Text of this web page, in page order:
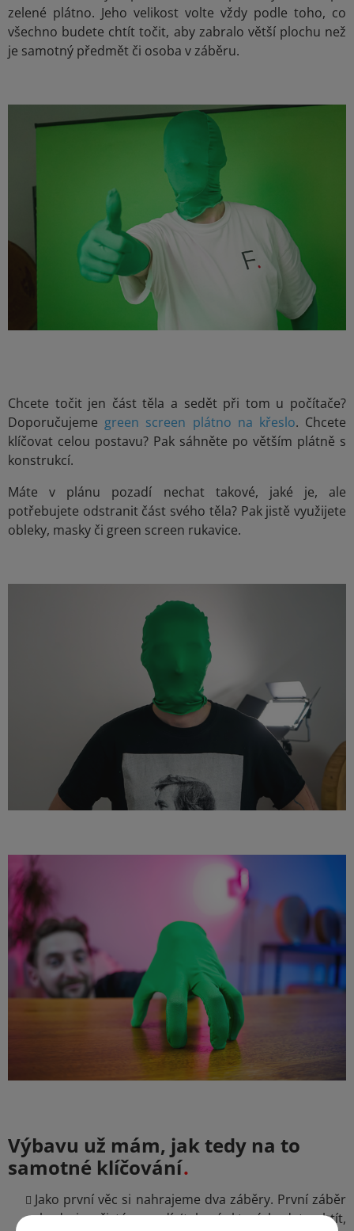
zelené plátno. Jeho velikost volte vždy podle toho, co
všechno budete chtít točit, aby zabralo větší plochu než
je samotný předmět či osoba v záběru.
Chcete točit jen část těla a sedět při tom u počítače?
Doporučujeme green screen plátno na křeslo. Chcete
klíčovat celou postavu? Pak sáhněte po větším plátně s
konstrukcí.
Máte v plánu pozadí nechat takové, jaké je, ale
potřebujete odstranit část svého těla? Pak jistě využijete
obleky, masky či green screen rukavice.
Výbavu už mám, jak tedy na to
samotné klíčování
Jako první věc si nahrajeme dva záběry. První záběr
bude jen čisté pozadí (takové, které budete chtít,